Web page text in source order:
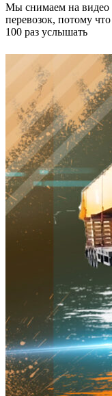
Мы снимаем на видео
перевозок, потому
100 раз услышать